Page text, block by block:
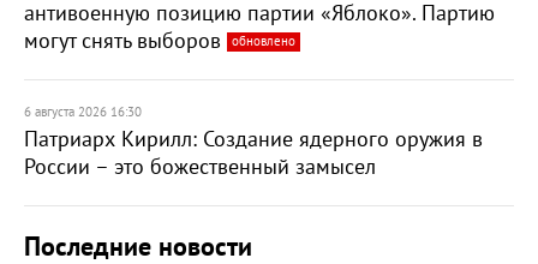
антивоенную позицию партии «Яблоко». Партию
могут снять выборов
обновлено
6 августа 2026 16:30
Патриарх Кирилл: Создание ядерного оружия в
России – это божественный замысел
Последние новости